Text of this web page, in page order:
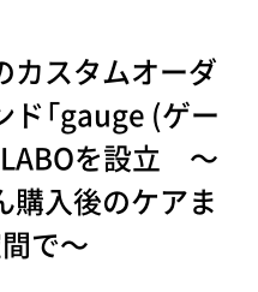
カスタムオーダ
「gauge (ゲー
LABOを設立 ～
購入後のケアま
で～